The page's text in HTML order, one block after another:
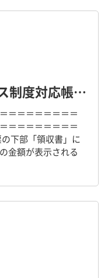
【受注管理】インボイス制度対応帳票出力方法について
＝＝＝＝＝＝＝＝
＝＝＝＝＝＝＝＝
下部「領収書」に
金額が表示される